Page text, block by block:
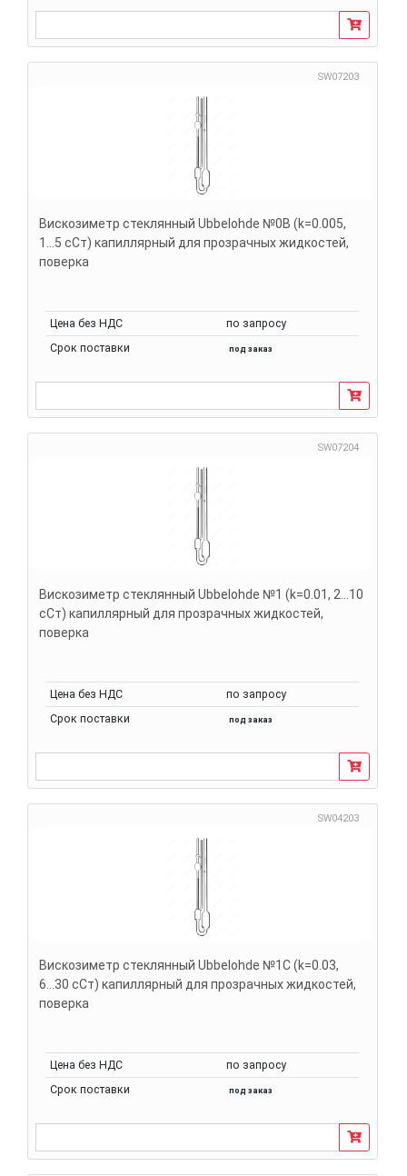
SW07203
Вискозиметр стеклянный Ubbelohde №0В (k=0.005,
1...5 сСт) капиллярный для прозрачных жидкостей,
поверка
Цена без НДС
по запросу
Срок поставки
под заказ
SW07204
Вискозиметр стеклянный Ubbelohde №1 (k=0.01, 2...10
сСт) капиллярный для прозрачных жидкостей,
поверка
Цена без НДС
по запросу
Срок поставки
под заказ
SW04203
Вискозиметр стеклянный Ubbelohde №1C (k=0.03,
6...30 сСт) капиллярный для прозрачных жидкостей,
поверка
Цена без НДС
по запросу
Срок поставки
под заказ